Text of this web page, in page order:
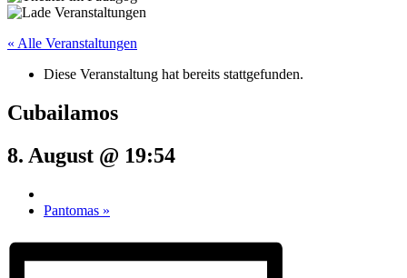
« Alle Veranstaltungen
Diese Veranstaltung hat bereits stattgefunden.
Cubailamos
8. August @ 19:54
Pantomas »